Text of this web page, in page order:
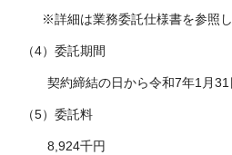
※詳細は業務委託仕様書を参照し
（4）委託期間
契約締結の日から令和7年1月31
（5）委託料
8,924千円